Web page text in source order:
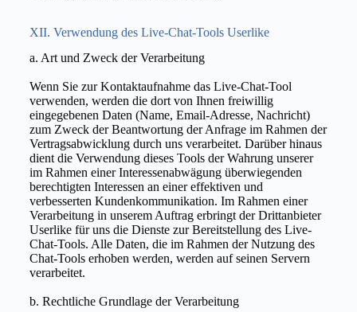
XII. Verwendung des Live-Chat-Tools Userlike
a. Art und Zweck der Verarbeitung
Wenn Sie zur Kontaktaufnahme das Live-Chat-Tool
verwenden, werden die dort von Ihnen freiwillig
eingegebenen Daten (Name, Email-Adresse, Nachricht)
zum Zweck der Beantwortung der Anfrage im Rahmen der
Vertragsabwicklung durch uns verarbeitet. Darüber hinaus
dient die Verwendung dieses Tools der Wahrung unserer
im Rahmen einer Interessenabwägung überwiegenden
berechtigten Interessen an einer effektiven und
verbesserten Kundenkommunikation. Im Rahmen einer
Verarbeitung in unserem Auftrag erbringt der Drittanbieter
Userlike für uns die Dienste zur Bereitstellung des Live-
Chat-Tools. Alle Daten, die im Rahmen der Nutzung des
Chat-Tools erhoben werden, werden auf seinen Servern
verarbeitet.
b. Rechtliche Grundlage der Verarbeitung